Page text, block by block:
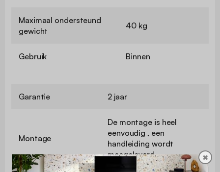
Maximaal ondersteund
gewicht
40 kg
Gebruik Binnen
Garantie 2 jaar
Montage
De montage is heel
eenvoudig , een
handleiding wordt
meegeleverd
✖